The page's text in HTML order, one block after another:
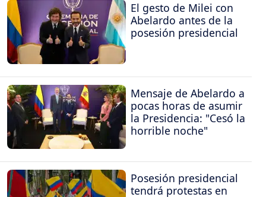
El gesto de Milei con
Abelardo antes de la
posesión presidencial
Mensaje de Abelardo a
pocas horas de asumir
la Presidencia: "Cesó la
horrible noche"
Posesión presidencial
tendrá protestas en